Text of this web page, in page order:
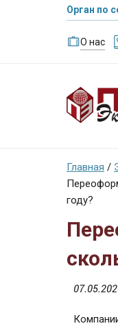
Орган по
О нас
Главная /
году?